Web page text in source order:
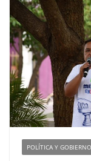
POLÍTICA Y GOBIERNO